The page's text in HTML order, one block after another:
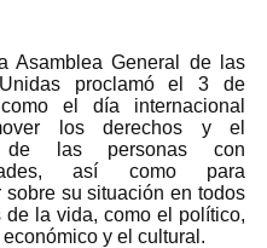
Asamblea General de las
proclamó el 3 de
el día internacional
los derechos y el
de las personas con
así como para
sobre su situación en todos
de la vida, como el político,
y el cultural.